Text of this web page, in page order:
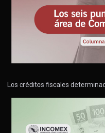
Los créditos fiscales